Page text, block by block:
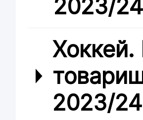
2023/24
2023/24